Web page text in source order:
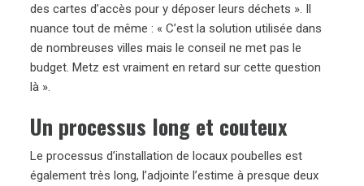
des cartes d’accès pour y déposer leurs déchets ». Il
nuance tout de même : « C’est la solution utilisée dans
de nombreuses villes mais le conseil ne met pas le
budget. Metz est vraiment en retard sur cette question
là ».
Un processus long et couteux
Le processus d’installation de locaux poubelles est
également très long, l’adjointe l’estime à presque deux